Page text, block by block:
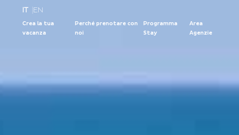
IT EN
Crea la tua
vacanza
Perché prenotare con
noi
Programma
Stay
Area
Agenzie